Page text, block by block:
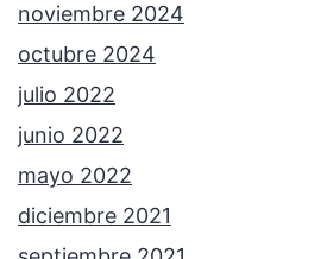
noviembre 2024
octubre 2024
julio 2022
junio 2022
mayo 2022
diciembre 2021